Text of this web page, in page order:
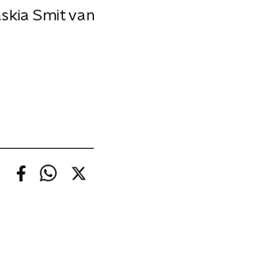
Smit van